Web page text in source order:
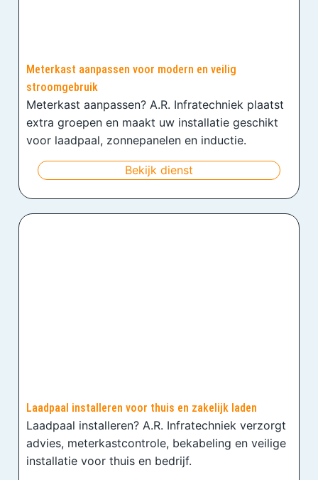
Meterkast aanpassen voor modern en veilig
stroomgebruik
Meterkast aanpassen? A.R. Infratechniek plaatst
extra groepen en maakt uw installatie geschikt
voor laadpaal, zonnepanelen en inductie.
Bekijk dienst
Laadpaal installeren voor thuis en zakelijk laden
Laadpaal installeren? A.R. Infratechniek verzorgt
advies, meterkastcontrole, bekabeling en veilige
installatie voor thuis en bedrijf.